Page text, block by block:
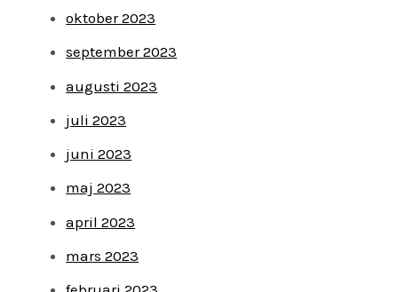
oktober 2023
september 2023
augusti 2023
juli 2023
juni 2023
maj 2023
april 2023
mars 2023